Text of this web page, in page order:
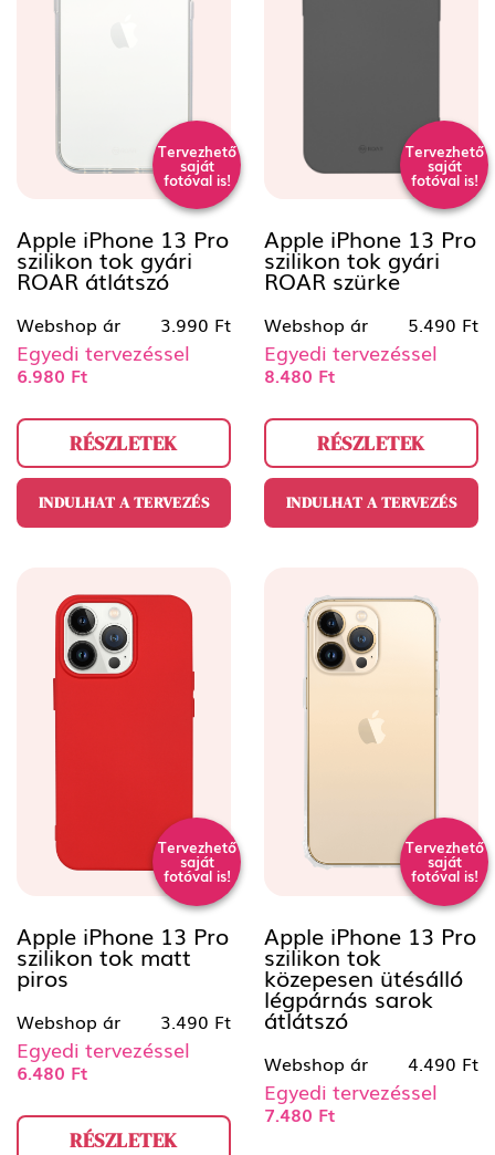
Tervezhető
saját
fotóval is!
Apple iPhone 13 Pro
szilikon tok gyári
ROAR átlátszó
Webshop ár 3.990 Ft
Egyedi tervezéssel
6.980 Ft
RÉSZLETEK
INDULHAT A TERVEZÉS
Tervezhető
saját
fotóval is!
Apple iPhone 13 Pro
szilikon tok gyári
ROAR szürke
Webshop ár 5.490 Ft
Egyedi tervezéssel
8.480 Ft
RÉSZLETEK
INDULHAT A TERVEZÉS
Tervezhető
saját
fotóval is!
Apple iPhone 13 Pro
szilikon tok matt
piros
Webshop ár 3.490 Ft
Egyedi tervezéssel
6.480 Ft
RÉSZLETEK
Tervezhető
saját
fotóval is!
Apple iPhone 13 Pro
szilikon tok
közepesen ütésálló
légpárnás sarok
átlátszó
Webshop ár 4.490 Ft
Egyedi tervezéssel
7.480 Ft